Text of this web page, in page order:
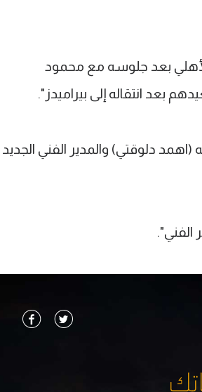
بعد جلوسه مع محمود
دلوقتي) والمدير الفني الجديد